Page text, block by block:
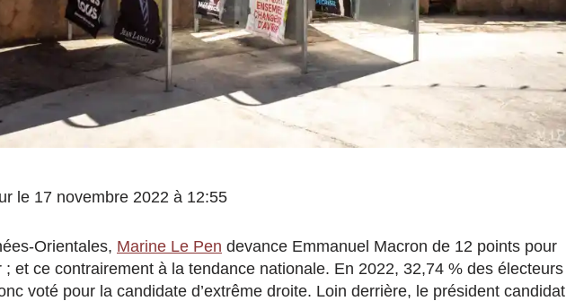
le 17 novembre 2022 à 12:55
Orientales, Marine Le Pen devance Emmanuel Macron de 12 points pour
; et ce contrairement à la tendance nationale. En 2022, 32,74 % des électeurs
voté pour la candidate d’extrême droite. Loin derrière, le président candidat